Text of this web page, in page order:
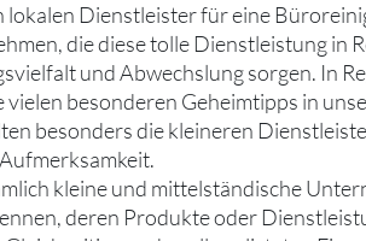
lokalen Dienstleister für eine
die diese tolle Dienstleistung in
und Abwechslung sorgen. In
vielen besonderen Geheimtipps in
besonders die kleineren
kleine und mittelständische
deren Produkte oder